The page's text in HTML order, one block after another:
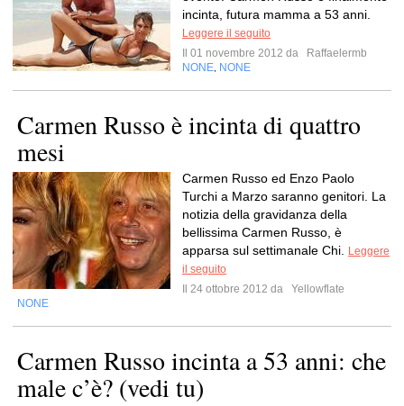
incinta, futura mamma a 53 anni.
Leggere il seguito
Il 01 novembre 2012 da
Raffaelermb
NONE NONE
Carmen Russo è incinta di quattro
mesi
Carmen Russo ed Enzo Paolo
Turchi a Marzo saranno genitori. La
notizia della gravidanza della
bellissima Carmen Russo, è
apparsa sul settimanale Chi.
Leggere
il seguito
Il 24 ottobre 2012 da
Yellowflate
NONE
Carmen Russo incinta a 53 anni: che
male c’è? (vedi tu)